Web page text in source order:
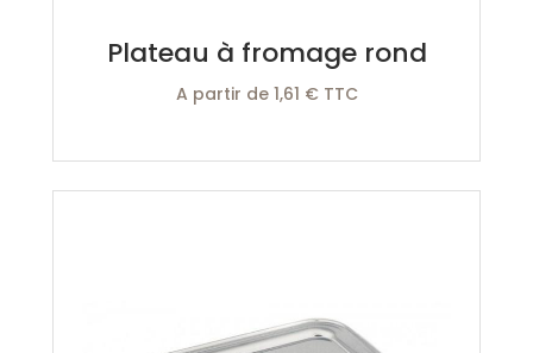
Plateau à fromage rond
A partir de 1,61 € TTC